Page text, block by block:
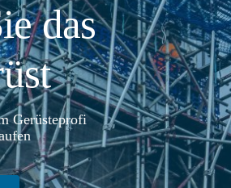
das
Gerüsteprofi